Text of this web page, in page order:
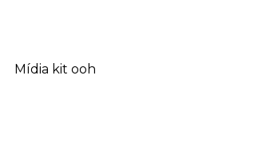
mídia kit ooh